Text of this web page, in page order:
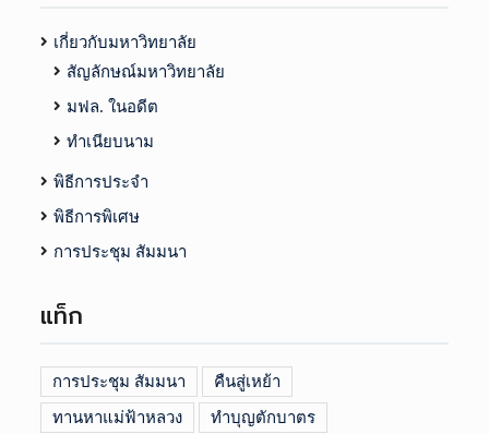
เกี่ยวกับมหาวิทยาลัย
สัญลักษณ์มหาวิทยาลัย
มฟล. ในอดีต
ทำเนียบนาม
พิธีการประจำ
พิธีการพิเศษ
การประชุม สัมมนา
แท็ก
การประชุม สัมมนา คืนสู่เหย้า
ทานหาแม่ฟ้าหลวง ทำบุญตักบาตร